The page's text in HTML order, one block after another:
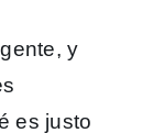
y
es justo